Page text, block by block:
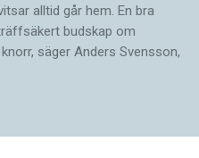
alltid går hem. En bra
budskap om
säger Anders Svensson,